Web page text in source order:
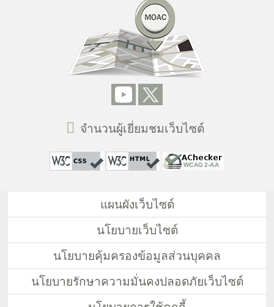
จำนวนผู้เยี่ยมชมเว็บไซต์
แผนผังเว็บไซต์
นโยบายเว็บไซต์
นโยบายคุ้มครองข้อมูลส่วนบุคคล
นโยบายรักษาความมั่นคงปลอดภัยเว็บไซต์